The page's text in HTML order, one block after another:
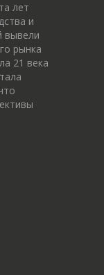
лет
и
вывели
рынка
21 века